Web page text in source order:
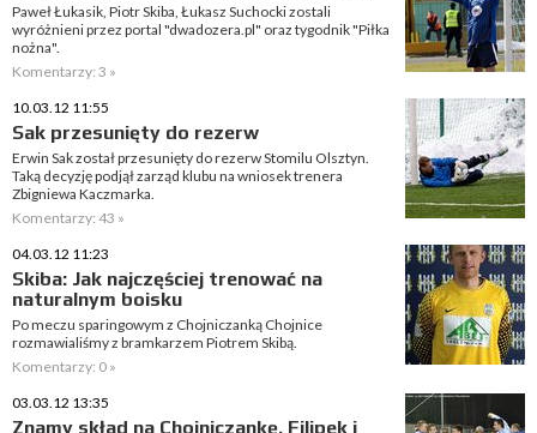
Paweł Łukasik, Piotr Skiba, Łukasz Suchocki zostali
wyróżnieni przez portal "dwadozera.pl" oraz tygodnik "Piłka
nożna".
Komentarzy: 3 »
10.03.12 11:55
Sak przesunięty do rezerw
Erwin Sak został przesunięty do rezerw Stomilu Olsztyn.
Taką decyzję podjął zarząd klubu na wniosek trenera
Zbigniewa Kaczmarka.
Komentarzy: 43 »
04.03.12 11:23
Skiba: Jak najczęściej trenować na
naturalnym boisku
Po meczu sparingowym z Chojniczanką Chojnice
rozmawialiśmy z bramkarzem Piotrem Skibą.
Komentarzy: 0 »
03.03.12 13:35
Znamy skład na Chojniczankę. Filipek i